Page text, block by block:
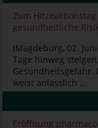
Zum
gesundheitliche
(Magdeburg, 02.
Tage hinweg
Gesundheitsgefahr.
weist anlässlich ...
Eröffnung